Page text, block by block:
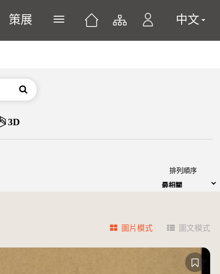
策展 展開或關閉主選單 中文
搜尋
3D
排列順序
圖片模式 圖文模式